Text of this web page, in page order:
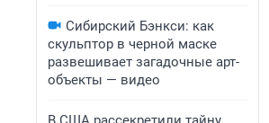
Сибирский Бэнкси: как
скульптор в черной маске
развешивает загадочные арт-
объекты — видео